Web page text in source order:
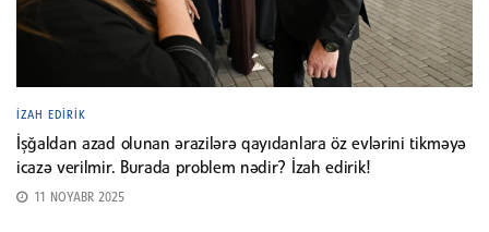
İZAH EDIRIK
İşğaldan azad olunan ərazilərə qayıdanlara öz evlərini tikməyə
icazə verilmir. Burada problem nədir? İzah edirik!
11 NOYABR 2025